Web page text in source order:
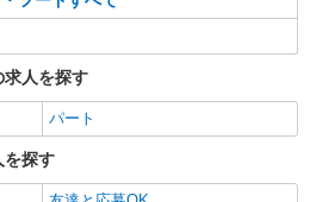
求人を探す
パート
を探す